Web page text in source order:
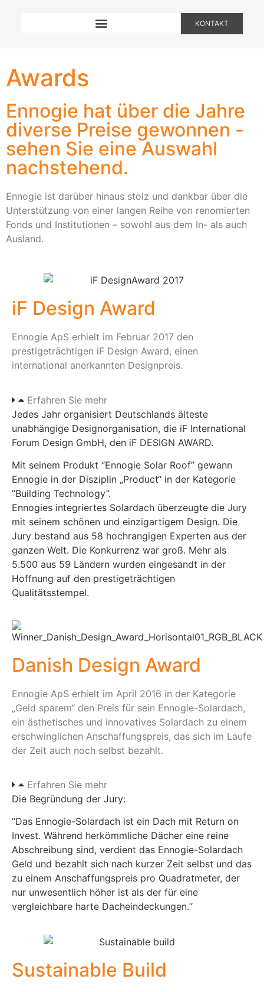
KONTAKT
Awards
Ennogie hat über die Jahre
diverse Preise gewonnen -
sehen Sie eine Auswahl
nachstehend.
Ennogie ist darüber hinaus stolz und dankbar über die
Unterstützung von einer langen Reihe von renomierten
Fonds und Institutionen – sowohl aus dem In- als auch
Ausland.
iF Design Award
Ennogie ApS erhielt im Februar 2017 den
prestigeträchtigen iF Design Award, einen
international anerkannten Designpreis.
Erfahren Sie mehr
Jedes Jahr organisiert Deutschlands älteste
unabhängige Designorganisation, die iF International
Forum Design GmbH, den iF DESIGN AWARD.
Mit seinem Produkt “Ennogie Solar Roof” gewann
Ennogie in der Disziplin „Product“ in der Kategorie
“Building Technology”.
Ennogies integriertes Solardach überzeugte die Jury
mit seinem schönen und einzigartigem Design. Die
Jury bestand aus 58 hochrangigen Experten aus der
ganzen Welt. Die Konkurrenz war groß. Mehr als
5.500 aus 59 Ländern wurden eingesandt in der
Hoffnung auf den prestigeträchtigen
Qualitätsstempel.
Danish Design Award
Ennogie ApS erhielt im April 2016 in der Kategorie
„Geld sparem“ den Preis für sein Ennogie-Solardach,
ein ästhetisches und innovatives Solardach zu einem
erschwinglichen Anschaffungspreis, das sich im Laufe
der Zeit auch noch selbst bezahlt.
Erfahren Sie mehr
Die Begründung der Jury:
“Das Ennogie-Solardach ist ein Dach mit Return on
Invest. Während herkömmliche Dächer eine reine
Abschreibung sind, verdient das Ennogie-Solardach
Geld und bezahlt sich nach kurzer Zeit selbst und das
zu einem Anschaffungspreis pro Quadratmeter, der
nur unwesentlich höher ist als der für eine
vergleichbare harte Dacheindeckungen.“
Sustainable Build